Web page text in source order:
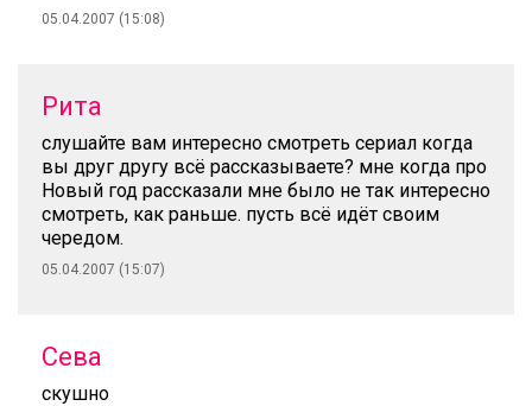
05.04.2007 (15:08)
Рита
слушайте вам интересно смотреть сериал когда
вы друг другу всё рассказываете? мне когда про
Новый год рассказали мне было не так интересно
смотреть, как раньше. пусть всё идёт своим
чередом.
05.04.2007 (15:07)
Сева
скушно